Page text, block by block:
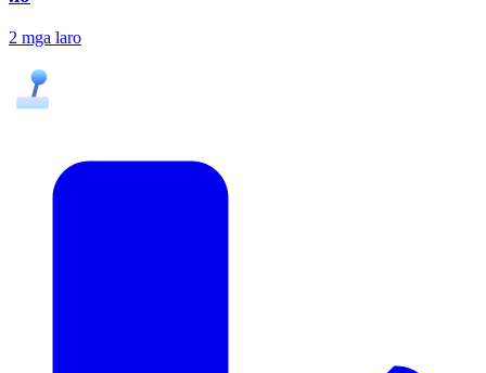
2 mga laro